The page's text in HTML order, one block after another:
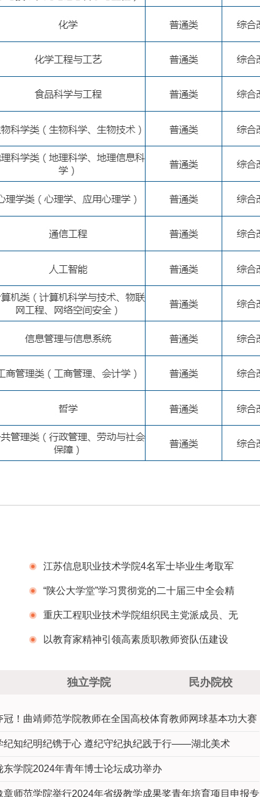
江苏信息职业技术学院4名军士毕业生考取军
校 ​“陕公大学堂”学习贯彻党的二十届三中全会精
神专题宣讲会在黄冈师范学院举行
重庆工程职业技术学院组织民主党派成员、无
党派人士赴九龙坡区廉政教育基地参观学习
以教育家精神引领高素质职教师资队伍建设
独立学院 民办院校
冠！曲靖师范学院教师在全国高校体育教师网球基本功大赛
纪知纪明纪镌于心 遵纪守纪执纪践于行——湖北美术
东学院2024年青年博士论坛成功举办
章师范学院举行2024年省级教学成果奖青年培育项目申报专